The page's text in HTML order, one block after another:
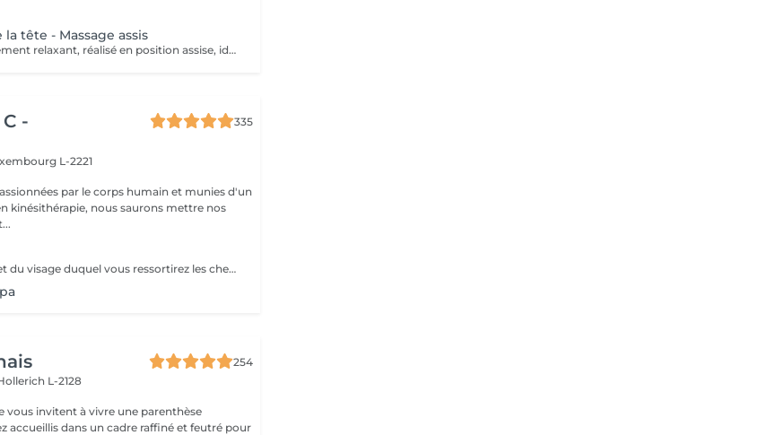
tête - Massage assis
Un massage profondément relaxant, réalisé en position assise, idéal pour relâcher rapidement les tensions accumulées. Inspiré des techniques ayurvédiques, ce soin agit sur le haut du dos, les épaules, la nuque et le cuir chevelu afin de libérer les tensions musculaires et apaiser le système nerveux. Grâce à des manuvres ciblées, il procure une sensation immédiate de légèreté, favorise la détente mentale et améliore la qualité du repos. Un soin idéal pour s'offrir une pause rapide et efficace, relâcher la pression et retrouver une sensation de calme et d'équilibre.
-
335
L-2221
par le corps humain et munies d'un
kinésithérapie, nous saurons mettre nos
Le massage du crâne et du visage duquel vous ressortirez les cheveux propres. Association de l'utilisation du massage, de l'eau et de la vapeur afin de vous garantir une séance vraiment relaxante. Utilisation de l'huile essentielle adaptée à votre cuir chevelu après analyse. Contre-indications : Extentions, tissages et tresses plaquées. Attendre 72h après une coloration. Accord médical nécéssaire en cas de chimiothérapie/rémission. Merci de nous informer en cas de grossesse ou allaitement afin d'adapter les produits utilisés.
254
L-2128
vous invitent à vivre une parenthèse